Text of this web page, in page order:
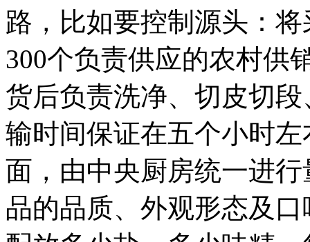
路，比如要控制源头：
300个负责供应的农村供
货后负责洗净、切皮切
输时间保证在五个小时
面，由中央厨房统一进
品的品质、外观形态及